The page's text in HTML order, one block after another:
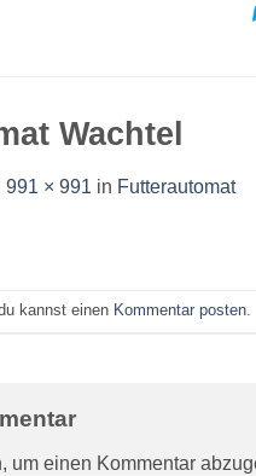
Wachtel
991 × 991 in Futterautomat
kannst einen Kommentar posten
um einen Kommentar